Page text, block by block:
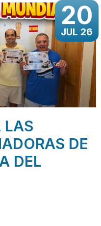
20
JUL 26
LAS
DE
DEL